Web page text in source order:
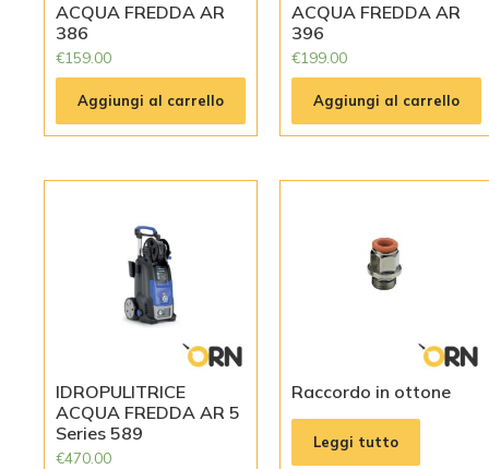
ACQUA FREDDA AR
386
€159.00
Aggiungi al carrello
ACQUA FREDDA AR
396
€199.00
Aggiungi al carrello
IDROPULITRICE
ACQUA FREDDA AR 5
Series 589
€470.00
Raccordo in ottone
Leggi tutto